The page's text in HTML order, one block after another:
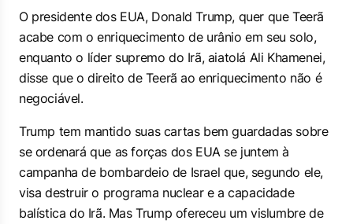
O presidente dos EUA, Donald Trump, quer que Teerã
acabe com o enriquecimento de urânio em seu solo,
enquanto o líder supremo do Irã, aiatolá Ali Khamenei,
disse que o direito de Teerã ao enriquecimento não é
negociável.
Trump tem mantido suas cartas bem guardadas sobre
se ordenará que as forças dos EUA se juntem à
campanha de bombardeio de Israel que, segundo ele,
visa destruir o programa nuclear e a capacidade
balística do Irã. Mas Trump ofereceu um vislumbre de